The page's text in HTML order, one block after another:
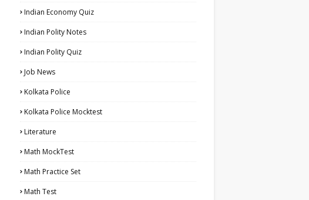
Indian Economy Quiz
Indian Polity Notes
Indian Polity Quiz
Job News
Kolkata Police
Kolkata Police Mocktest
Literature
Math MockTest
Math Practice Set
Math Test